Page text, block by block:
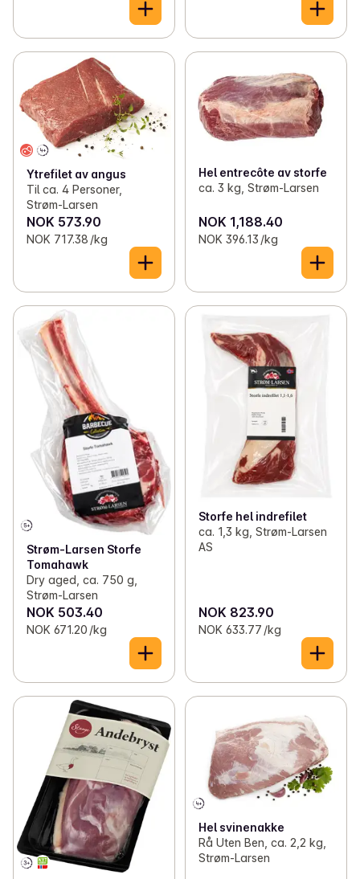
Ytrefilet av angus
Til ca. 4 Personer,
Strøm-Larsen
NOK 573.90
NOK 717.38 /kg
Hel entrecôte av storfe
ca. 3 kg, Strøm-Larsen
NOK 1,188.40
NOK 396.13 /kg
Strøm-Larsen Storfe
Tomahawk
Dry aged, ca. 750 g,
Strøm-Larsen
NOK 503.40
NOK 671.20 /kg
Storfe hel indrefilet
ca. 1,3 kg, Strøm-Larsen
AS
NOK 823.90
NOK 633.77 /kg
Hel svinenakke
Rå Uten Ben, ca. 2,2 kg,
Strøm-Larsen